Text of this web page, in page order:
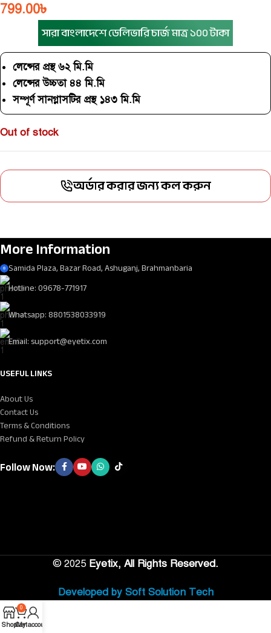
799.00৳
সারা বাংলাদেশে ডেলিভারি চার্জ মাত্র ১০০ টাকা
লেন্সের প্রস্থ ৬২ মি.মি
লেন্সের উচ্চতা ৪৪ মি.মি
সম্পূর্ণ সানগ্লাসটির প্রস্থ ১৪৩ মি.মি
Out of stock
অর্ডার করার জন্য কল করুন
More Information
Samida Plaza, Bazar Road, Ashuganj, Brahmanbaria
Hotline: 09678-771917
Whatsapp: 8801538033919
Email: support@eyetix.com
USEFUL LINKS
About Us
Contact Us
Terms & Conditions
Refund & Return Policy
Follow Now:
©2025 Eyetix, All Rights Reserved.
Developed by Soft Solution Tech
Shop
0
Cart
My account